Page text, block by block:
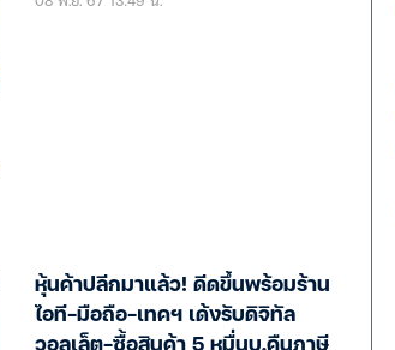
หุ้นค้าปลีกมาแล้ว! ดีดขึ้นพร้อมร้าน
ไอที-มือถือ-เทคฯ เด้งรับดิจิทัล
วอลเล็ต-ซื้อสินค้า 5 หมื่นบ.คืนภาษี